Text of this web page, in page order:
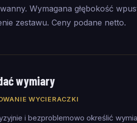
Wymagana głębokość
zestawu. Ceny podane netto.
wymiary
WYCIERACZKI
i bezproblemowo określić